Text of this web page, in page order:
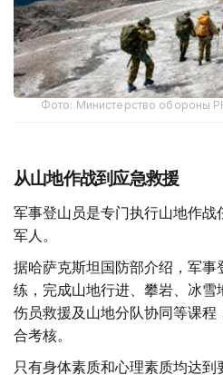
Фото: Министерство обороны
从山地作战到应急救援
军事登山员是专门执行山地作
军人。
据哈萨克斯坦国防部介绍，军事
练，完成山地行进、攀岩、冰雪
伤员救援及山地分队协同等课
合考核。
只有身体素质和心理素质均达